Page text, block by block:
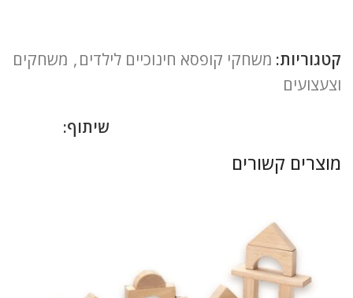
קטגוריות: משחקי קופסא חינוכיים לילדים, משחקים
וצעצועים
שיתוף:
מוצרים קשורים